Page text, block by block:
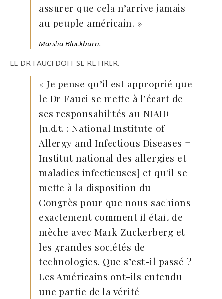
assurer que cela n’arrive jamais
au peuple américain. »
Marsha Blackburn.
LE DR FAUCI DOIT SE RETIRER.
« Je pense qu’il est approprié que
le Dr Fauci se mette à l’écart de
ses responsabilités au NIAID
[n.d.t. : National Institute of
Allergy and Infectious Diseases =
Institut national des allergies et
maladies infectieuses] et qu’il se
mette à la disposition du
Congrès pour que nous sachions
exactement comment il était de
mèche avec Mark Zuckerberg et
les grandes sociétés de
technologies. Que s’est-il passé ?
Les Américains ont-ils entendu
une partie de la vérité